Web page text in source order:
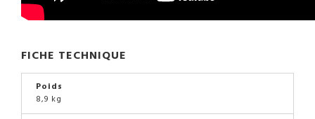
FICHE TECHNIQUE
Poids
8,9 kg